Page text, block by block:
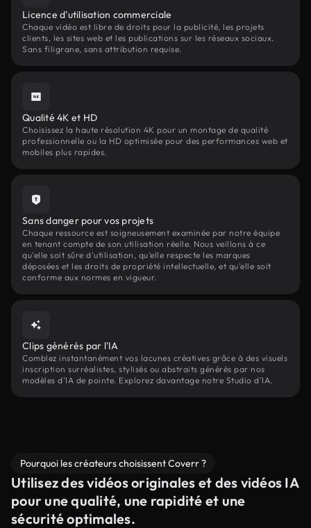
Licence d'utilisation commerciale
Chaque vidéo est libre de droits pour la publicité, les projets
clients, les sites web et les publications sur les réseaux sociaux.
Sans filigrane, sans attribution requise.
Qualité 4K et HD
Choisissez la haute résolution 4K pour un montage de qualité
professionnelle ou la HD optimisée pour des performances web et
mobiles plus rapides.
Sans danger pour vos projets
Chaque ressource est soigneusement examinée par notre équipe
en tenant compte de son utilisation réelle. Nous veillons à ce
qu'elle soit sûre d'utilisation, qu'elle respecte les marques
déposées et les droits de propriété intellectuelle, et qu'elle soit
conforme aux normes en vigueur.
Clips générés par l'IA
Comblez instantanément vos lacunes créatives grâce à des visuels
inscription surréalistes, stylisés ou abstraits générés par nos
modèles d'IA de pointe. Explorez davantage notre Studio d'IA.
Pourquoi les créateurs choisissent Coverr ?
Utilisez des vidéos originales et des vidéos IA
pour une qualité, une rapidité et une
sécurité optimales.